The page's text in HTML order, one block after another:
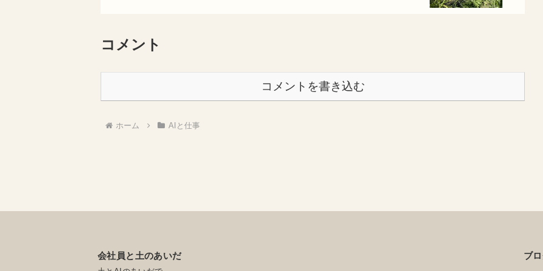
コメント
コメントを書き込む
ホーム AIと仕事
会社員と土のあいだ ブ